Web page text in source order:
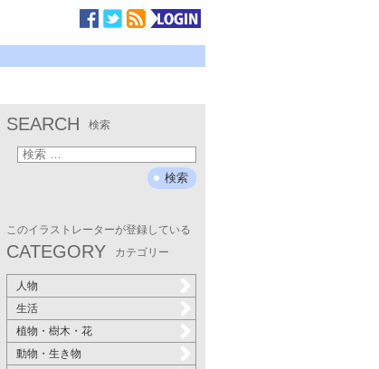
SEARCH 検索
このイラストレーターが登録している
CATEGORY カテゴリー
人物
生活
植物・樹木・花
動物・生き物